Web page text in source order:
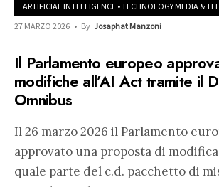
ARTIFICIAL INTELLIGENCE •TECHNOLOGY MEDIA &
27 MARZO 2026 • By Josaphat Manzoni
Il Parlamento europeo
modifiche all’AI Act tramite il
Omnibus
Il 26 marzo 2026 il Parlamento
approvato una proposta di modifica
quale parte del c.d. pacchetto di